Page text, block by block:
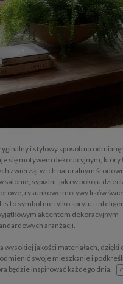
i stylowy sposób na
się motywem dekoracyjnym,
zwierząt w ich naturalnym
salonie, sypialni, jak i w pokoju
rysunkowe motywy lisów
to symbol nie tylko sprytu i
akcentem dekoracyjnym
aranżacji.
wysokiej jakości materiałach,
swoje mieszkanie i
będzie inspirować każdego dnia.